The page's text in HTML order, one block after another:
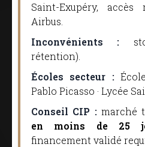
Saint-Exupéry,
Airbus.
Inconvénients :
rétention).
Écoles secteur :
Pablo Picasso · Lycée
Conseil CIP :marché
en moins de 25
financement validé